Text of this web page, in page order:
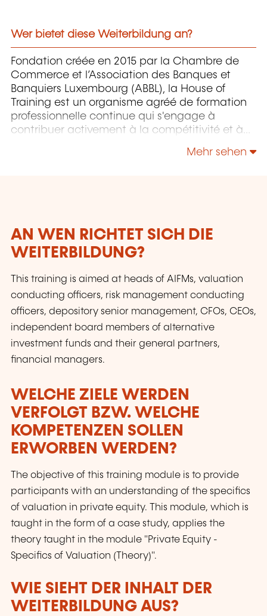
Wer bietet diese Weiterbildung an?
Fondation créée en 2015 par la Chambre de
Commerce et l’Association des Banques et
Banquiers Luxembourg (ABBL), la House of
Training est un organisme agréé de formation
professionnelle continue qui s'engage à
contribuer activement à la compétitivité et à
les compétences de ceux qui font vivre son
Mehr sehen
AN WEN RICHTET SICH DIE
WEITERBILDUNG?
This training is aimed at heads of AIFMs, valuation
conducting officers, risk management conducting
officers, depository senior management, CFOs, CEOs,
independent board members of alternative
investment funds and their general partners,
financial managers.
WELCHE ZIELE WERDEN
VERFOLGT BZW. WELCHE
KOMPETENZEN SOLLEN
ERWORBEN WERDEN?
The objective of this training module is to provide
participants with an understanding of the specifics
of valuation in private equity. This module, which is
taught in the form of a case study, applies the
theory taught in the module "Private Equity -
Specifics of Valuation (Theory)".
WIE SIEHT DER INHALT DER
WEITERBILDUNG AUS?